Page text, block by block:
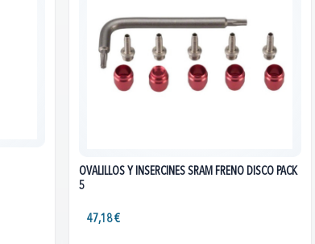
OVALILLOS Y INSERCINES SRAM FRENO DISCO PACK
5
47,18 €